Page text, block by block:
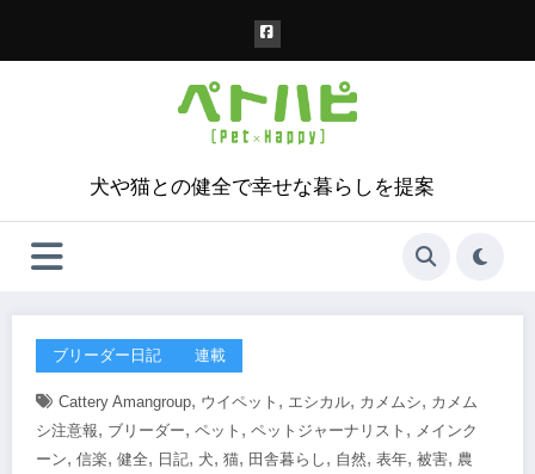
犬や猫との健全で幸せな暮らしを提案
ブリーダー日記 連載
Cattery Amangroup, ウイペット , エシカル, カメムシ, カメム
シ注意報, ブリーダー, ペット , ペットジャーナリスト , メインク
ーン, 信楽, 健全, 日記, 犬, 猫, 田舎暮らし , 自然, 表年, 被害, 農